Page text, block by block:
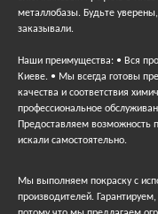
металлобазы. Будьте
заказывали.
Наши преимущества: • Вся
Киеве. • Мы всегда готовы
качества и соответствия
профессиональное
Предоставляем возможность
искали самостоятельно.
Мы выполняем покраску с
производителей.